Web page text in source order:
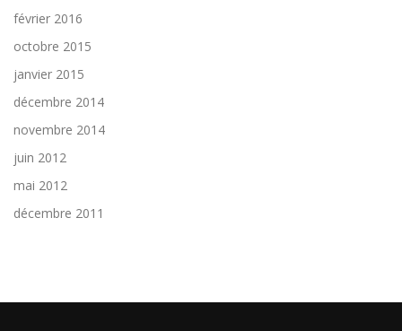
février 2016
octobre 2015
janvier 2015
décembre 2014
novembre 2014
juin 2012
mai 2012
décembre 2011